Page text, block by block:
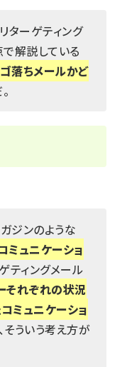
ターゲティング
で解説している
落ちメールかど
ジンのような
ミュニケーショ
ティングメール
それぞれの状況
ミュニケーショ
、そういう考え方が